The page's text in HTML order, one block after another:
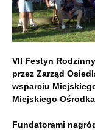
VII Festyn
przez Zarząd
wsparciu
Miejskiego
Fundatorami